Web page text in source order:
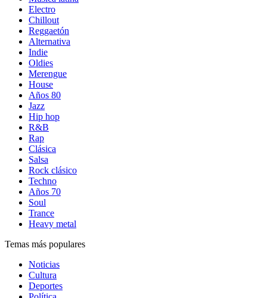
Electro
Chillout
Reggaetón
Alternativa
Indie
Oldies
Merengue
House
Años 80
Jazz
Hip hop
R&B
Rap
Clásica
Salsa
Rock clásico
Techno
Años 70
Soul
Trance
Heavy metal
Temas más populares
Noticias
Cultura
Deportes